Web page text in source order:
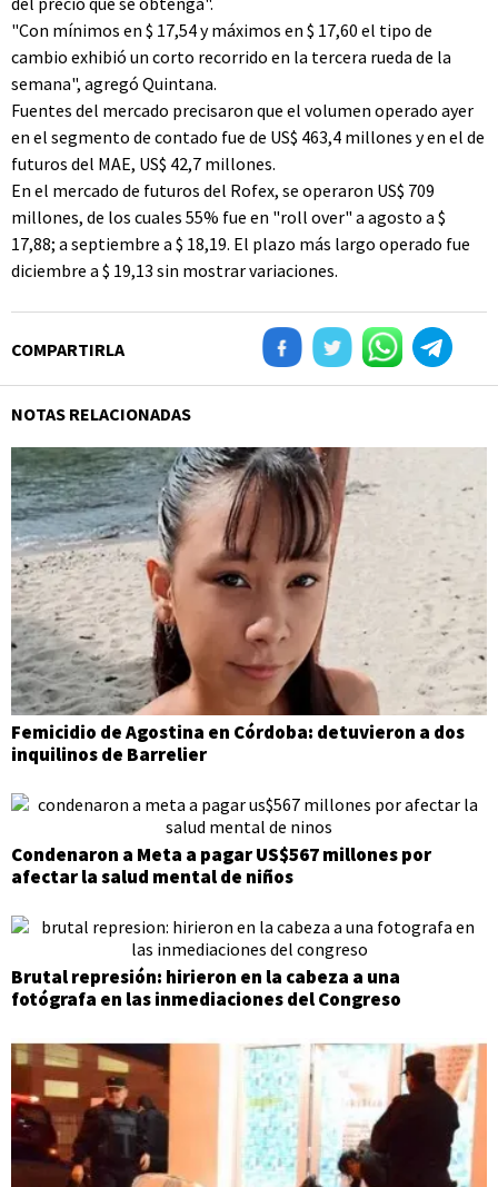
"Con mínimos en $ 17,54 y máximos en $ 17,60 el tipo de
cambio exhibió un corto recorrido en la tercera rueda de la
semana", agregó Quintana.
Fuentes del mercado precisaron que el volumen operado ayer
en el segmento de contado fue de US$ 463,4 millones y en el de
futuros del MAE, US$ 42,7 millones.
En el mercado de futuros del Rofex, se operaron US$ 709
millones, de los cuales 55% fue en "roll over" a agosto a $
17,88; a septiembre a $ 18,19. El plazo más largo operado fue
diciembre a $ 19,13 sin mostrar variaciones.
COMPARTIRLA
NOTAS RELACIONADAS
Femicidio de Agostina en Córdoba: detuvieron a dos
inquilinos de Barrelier
Condenaron a Meta a pagar US$567 millones por
afectar la salud mental de niños
Brutal represión: hirieron en la cabeza a una
fotógrafa en las inmediaciones del Congreso